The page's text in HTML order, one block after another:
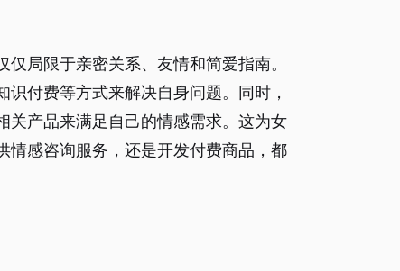
局限于亲密关系、友情和简爱指南。
付费等方式来解决自身问题。同时，
关产品来满足自己的情感需求。这为女
情感咨询服务，还是开发付费商品，都